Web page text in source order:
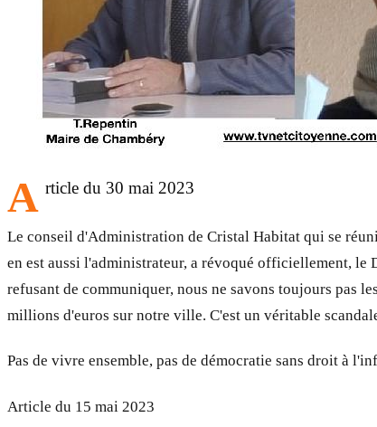
A rticle du 30 mai 2023
Le conseil d'Administration de Cristal Habitat qui se
en est aussi l'administrateur, a révoqué officiellement, le
refusant de communiquer, nous ne savons toujours pas
millions d'euros sur notre ville. C'est un véritable
Pas de vivre ensemble, pas de démocratie sans droit à
Article du 15 mai 2023